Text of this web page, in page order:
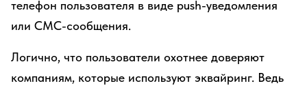
телефон пользователя в виде push-уведомления
или СМС-сообщения.
Логично, что пользователи охотнее доверяют
компаниям, которые используют эквайринг. Ведь